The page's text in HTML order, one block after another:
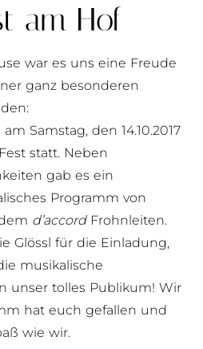
am Hof
war es uns eine Freude
ganz besonderen
Samstag, den 14.10.2017
statt. Neben
gab es ein
Programm von
d’accordFrohnleiten.
Glössl für die Einladung,
musikalische
unser tolles Publikum! Wir
hat euch gefallen und
wie wir.